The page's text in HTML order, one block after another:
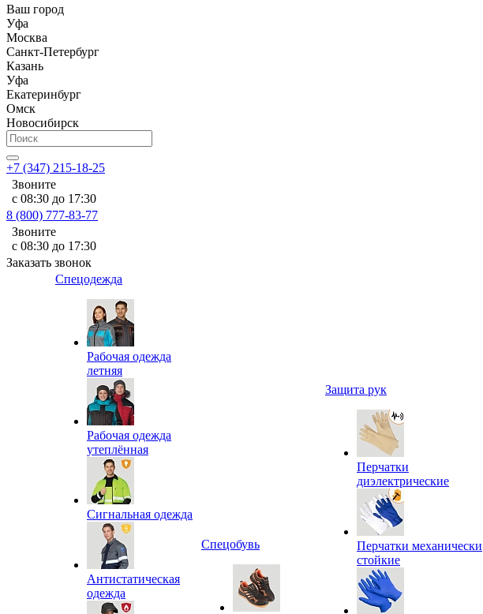
Ваш город
Уфа
Москва
Санкт-Петербург
Казань
Уфа
Екатеринбург
Омск
Новосибирск
+7 (347) 215-18-25
Звоните
с 08:30 до 17:30
8 (800) 777-83-77
Звоните
с 08:30 до 17:30
Заказать звонок
Спецодежда
Рабочая одежда
летняя
Рабочая одежда
утеплённая
Сигнальная одежда
Антистатическая
одежда
Спецобувь
Защита рук
Перчатки
диэлектрические
Перчатки механически
стойкие